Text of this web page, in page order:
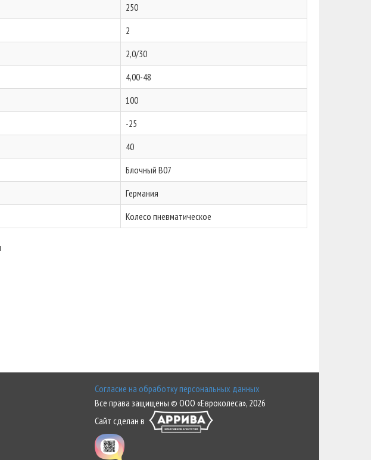
250
2
2,0/30
4,00-48
100
-25
40
Блочный B07
Германия
Колесо пневматическое
Согласие на обработку персональных данных
Все права защищены © ООО «Евроколеса», 2026
Сайт сделан в